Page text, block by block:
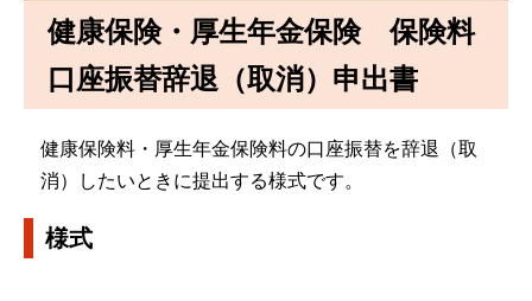
健康保険・厚生年金保険 保険料
口座振替辞退（取消）申出書
健康保険料・厚生年金保険料の口座振替を辞退（取
消）したいときに提出する様式です。
様式